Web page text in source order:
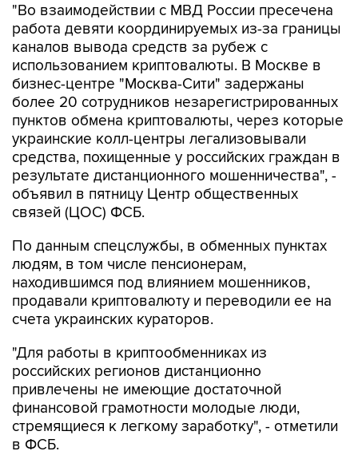
"Во взаимодействии с МВД России пресечена
работа девяти координируемых из-за границы
каналов вывода средств за рубеж с
использованием криптовалюты. В Москве в
бизнес-центре "Москва-Сити" задержаны
более 20 сотрудников незарегистрированных
пунктов обмена криптовалюты, через которые
украинские колл-центры легализовывали
средства, похищенные у российских граждан в
результате дистанционного мошенничества", -
объявил в пятницу Центр общественных
связей (ЦОС) ФСБ.
По данным спецслужбы, в обменных пунктах
людям, в том числе пенсионерам,
находившимся под влиянием мошенников,
продавали криптовалюту и переводили ее на
счета украинских кураторов.
"Для работы в криптообменниках из
российских регионов дистанционно
привлечены не имеющие достаточной
финансовой грамотности молодые люди,
стремящиеся к легкому заработку", - отметили
в ФСБ.